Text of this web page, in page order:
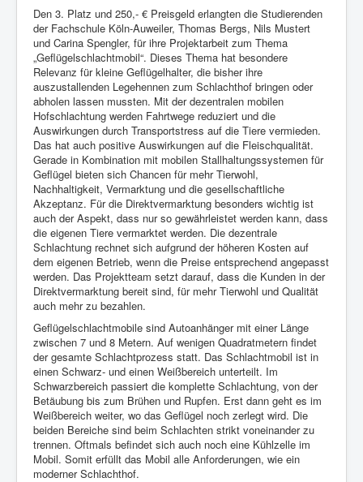
Den 3. Platz und 250,- € Preisgeld erlangten die Studierenden
der Fachschule Köln-Auweiler, Thomas Bergs, Nils Mustert
und Carina Spengler, für ihre Projektarbeit zum Thema
„Geflügelschlachtmobil“. Dieses Thema hat besondere
Relevanz für kleine Geflügelhalter, die bisher ihre
auszustallenden Legehennen zum Schlachthof bringen oder
abholen lassen mussten. Mit der dezentralen mobilen
Hofschlachtung werden Fahrtwege reduziert und die
Auswirkungen durch Transportstress auf die Tiere vermieden.
Das hat auch positive Auswirkungen auf die Fleischqualität.
Gerade in Kombination mit mobilen Stallhaltungssystemen für
Geflügel bieten sich Chancen für mehr Tierwohl,
Nachhaltigkeit, Vermarktung und die gesellschaftliche
Akzeptanz. Für die Direktvermarktung besonders wichtig ist
auch der Aspekt, dass nur so gewährleistet werden kann, dass
die eigenen Tiere vermarktet werden. Die dezentrale
Schlachtung rechnet sich aufgrund der höheren Kosten auf
dem eigenen Betrieb, wenn die Preise entsprechend angepasst
werden. Das Projektteam setzt darauf, dass die Kunden in der
Direktvermarktung bereit sind, für mehr Tierwohl und Qualität
auch mehr zu bezahlen.
Geflügelschlachtmobile sind Autoanhänger mit einer Länge
zwischen 7 und 8 Metern. Auf wenigen Quadratmetern findet
der gesamte Schlachtprozess statt. Das Schlachtmobil ist in
einen Schwarz- und einen Weißbereich unterteilt. Im
Schwarzbereich passiert die komplette Schlachtung, von der
Betäubung bis zum Brühen und Rupfen. Erst dann geht es im
Weißbereich weiter, wo das Geflügel noch zerlegt wird. Die
beiden Bereiche sind beim Schlachten strikt voneinander zu
trennen. Oftmals befindet sich auch noch eine Kühlzelle im
Mobil. Somit erfüllt das Mobil alle Anforderungen, wie ein
moderner Schlachthof.